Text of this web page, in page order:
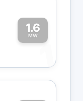
1.6
MW
1